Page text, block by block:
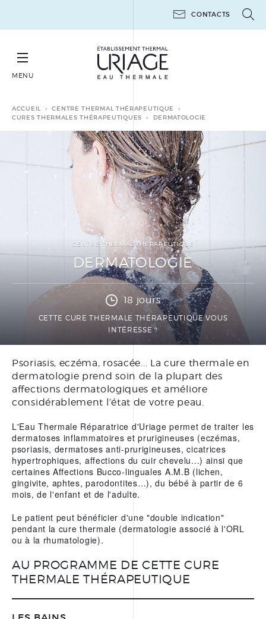
CONTACTS
MENU
RÉSERVER SA CURE THERMALE THÉRAPEUTIQUE
CURES THERMALES
THÉRAPEUTIQUES
MINI-CURES THERMALES
THÉRAPEUTIQUES
POST-CANCER
LES ATELIERS 6 JOURS
PRÉPARER SA CURE
THERMALE THÉRAPEUTIQUE
DOCUMENTATIONS
FORFAITS
SOINS À LA CARTE
SOINS CORPS
SOINS MAINS ET PIEDS
ÉPILATION
LE CENTRE THERMAL
THÉRAPEUTIQUE
L’EAU THERMALE
NOS APPS
ACCUEIL
CENTRE THERMAL THÉRAPEUTIQUE
CURES THERMALES THÉRAPEUTIQUES
DERMATOLOGIE
CENTRE THERMAL THÉRAPEUTIQUE
DERMATOLOGIE
18 jours
CETTE CURE THERMALE THÉRAPEUTIQUE VOUS
INTÉRESSE ?
Psoriasis, eczéma, rosacée... La cure thermale en
dermatologie prend soin de la plupart des
affections dermatologiques et améliore
considérablement l’état de votre peau.
L'Eau Thermale Réparatrice d'Uriage permet de traiter les
dermatoses inflammatoires et prurigineuses (eczémas,
psoriasis, dermatoses anti-prurigineuses, cicatrices
hypertrophiques, affections du cuir chevelu...) ainsi que
certaines Affections Bucco-linguales A.M.B (lichen,
gingivite, aphtes, parodontites…), du bébé à partir de 6
mois, de l'enfant et de l'adulte.
Le patient peut bénéficier d'une "double indication"
pendant la cure thermale (dermatologie associé à l'ORL
ou à la rhumatologie).
AU PROGRAMME DE CETTE CURE
THERMALE THÉRAPEUTIQUE